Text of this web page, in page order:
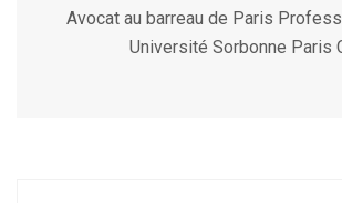
Avocat au barreau de Paris
Université Sorbonne Paris